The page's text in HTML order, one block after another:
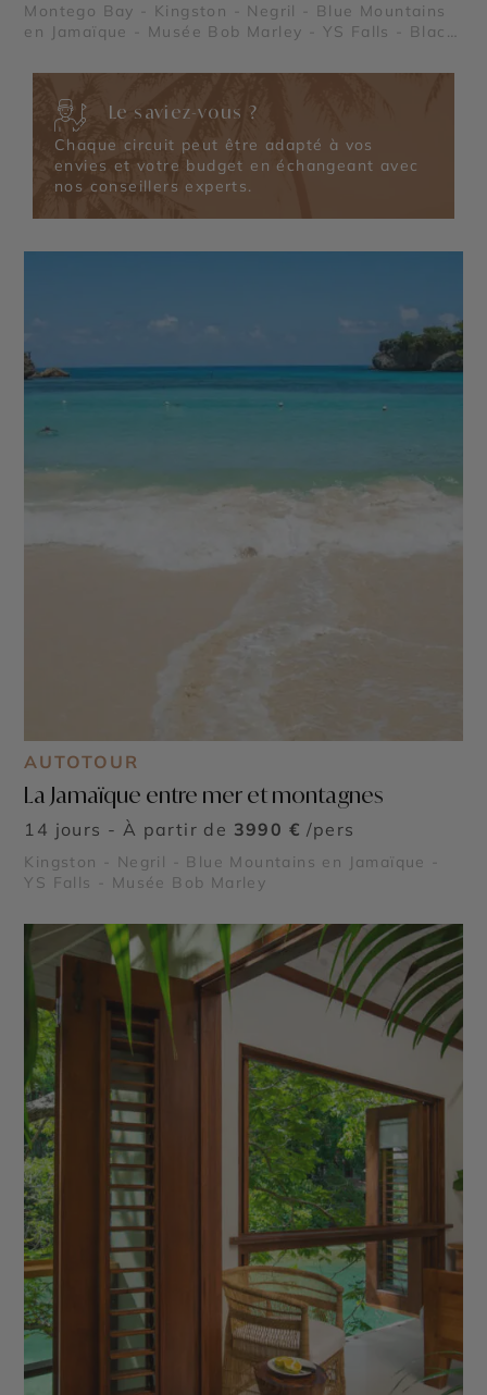
Montego Bay - Kingston - Negril - Blue Mountains
en Jamaïque - Musée Bob Marley - YS Falls - Black
Le saviez-vous ?
Chaque circuit peut être adapté à vos
envies et votre budget en échangeant avec
nos conseillers experts.
AUTOTOUR
La Jamaïque entre mer et montagnes
14 jours - À partir de 3990 € /pers
Kingston - Negril - Blue Mountains en Jamaïque -
YS Falls - Musée Bob Marley